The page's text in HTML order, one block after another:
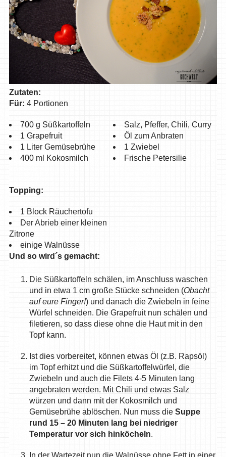
Zutaten:
Für: 4 Portionen
700 g Süßkartoffeln
1 Grapefruit
1 Liter Gemüsebrühe
400 ml Kokosmilch
Salz, Pfeffer, Chili, Curry
Öl zum Anbraten
1 Zwiebel
Frische Petersilie
Topping:
1 Block Räuchertofu
Der Abrieb einer kleinen
Zitrone
einige Walnüsse
Und so wird´s gemacht:
Die Süßkartoffeln schälen, im Anschluss waschen
und in etwa 1 cm große Stücke schneiden (Obacht
auf eure Finger!) und danach die Zwiebeln in feine
Würfel schneiden. Die Grapefruit nun schälen und
filetieren, so dass diese ohne die Haut mit in den
Topf kann.
Ist dies vorbereitet, können etwas Öl (z.B. Rapsöl)
im Topf erhitzt und die Süßkartoffelwürfel, die
Zwiebeln und auch die Filets 4-5 Minuten lang
angebraten werden. Mit Chili und etwas Salz
würzen und dann mit der Kokosmilch und
Gemüsebrühe ablöschen. Nun muss die Suppe
rund 15 – 20 Minuten lang bei niedriger
Temperatur vor sich hinköcheln.